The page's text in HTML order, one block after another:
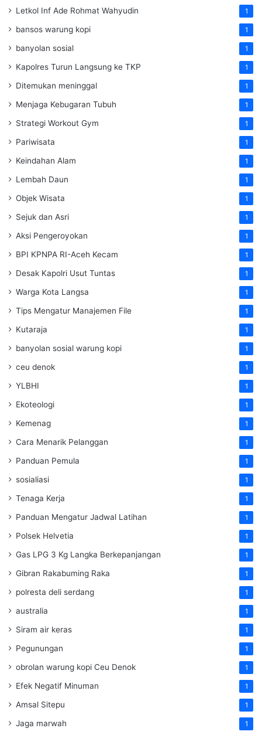
Letkol Inf Ade Rohmat Wahyudin 1
bansos warung kopi 1
banyolan sosial 1
Kapolres Turun Langsung ke TKP 1
Ditemukan meninggal 1
Menjaga Kebugaran Tubuh 1
Strategi Workout Gym 1
Pariwisata 1
Keindahan Alam 1
Lembah Daun 1
Objek Wisata 1
Sejuk dan Asri 1
Aksi Pengeroyokan 1
BPI KPNPA RI-Aceh Kecam 1
Desak Kapolri Usut Tuntas 1
Warga Kota Langsa 1
Tips Mengatur Manajemen File 1
Kutaraja 1
banyolan sosial warung kopi 1
ceu denok 1
YLBHI 1
Ekoteologi 1
Kemenag 1
Cara Menarik Pelanggan 1
Panduan Pemula 1
sosialiasi 1
Tenaga Kerja 1
Panduan Mengatur Jadwal Latihan 1
Polsek Helvetia 1
Gas LPG 3 Kg Langka Berkepanjangan 1
Gibran Rakabuming Raka 1
polresta deli serdang 1
australia 1
Siram air keras 1
Pegunungan 1
obrolan warung kopi Ceu Denok 1
Efek Negatif Minuman 1
Amsal Sitepu 1
Jaga marwah 1